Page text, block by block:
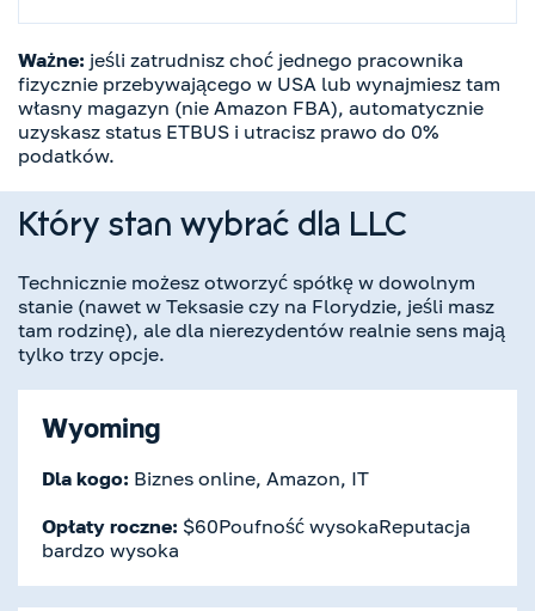
Ważne: jeśli zatrudnisz choć jednego pracownika
fizycznie przebywającego w USA lub wynajmiesz tam
własny magazyn (nie Amazon FBA), automatycznie
uzyskasz status ETBUS i utracisz prawo do 0%
podatków.
Który stan wybrać dla LLC
Technicznie możesz otworzyć spółkę w dowolnym
stanie (nawet w Teksasie czy na Florydzie, jeśli masz
tam rodzinę), ale dla nierezydentów realnie sens mają
tylko trzy opcje.
Wyoming
Dla kogo: Biznes online, Amazon, IT
Opłaty roczne: $60Poufność wysokaReputacja
bardzo wysoka